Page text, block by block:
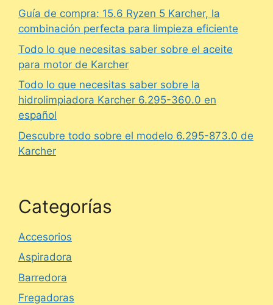
Guía de compra: 15.6 Ryzen 5 Karcher, la
combinación perfecta para limpieza eficiente
Todo lo que necesitas saber sobre el aceite
para motor de Karcher
Todo lo que necesitas saber sobre la
hidrolimpiadora Karcher 6.295-360.0 en
español
Descubre todo sobre el modelo 6.295-873.0 de
Karcher
Categorías
Accesorios
Aspiradora
Barredora
Fregadoras